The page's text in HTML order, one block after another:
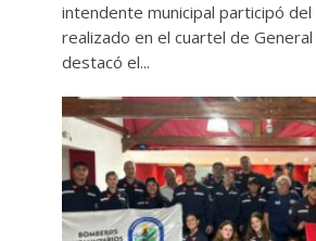
intendente municipal participó del
realizado en el cuartel de General
destacó el...